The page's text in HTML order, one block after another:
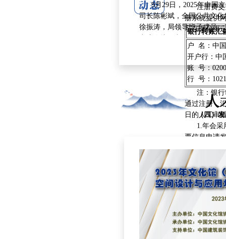
注册费交费
册系统提供
可在微信绑
银行转账汇
户 名：中
开户行：中
账 号：
行 号：
注：银行
通过注册，
日的人工审
（四）发
1.年会采用
票信息申请
28日间审核
准确填写发
2.注册时填
大的不予审
3.已交费但
予取消、修
六、酒店预
（一）为方
店预订服务
9月29日，2025年中国文
司长陈彬斌，全国公共文
徐振涛，局领导班子成员
出席会议。文化和旅游部
游局、北京市文化馆、北
加了本次会议。
会议详细对接了2025年
场地保障、活动时间、展
察了北京城市副中心三大
2025年中国文化馆年会
爱上文化馆”，将充分依
展览、群众文艺精品展演